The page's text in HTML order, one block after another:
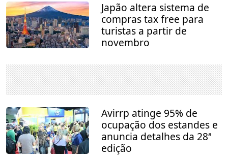
Japão altera sistema de
compras tax free para
turistas a partir de
novembro
Avirrp atinge 95% de
ocupação dos estandes e
anuncia detalhes da 28ª
edição